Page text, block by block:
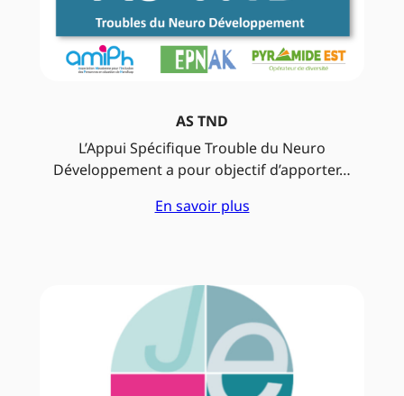
AS TND
L’Appui Spécifique Trouble du Neuro
Développement a pour objectif d’apporter…
En savoir plus